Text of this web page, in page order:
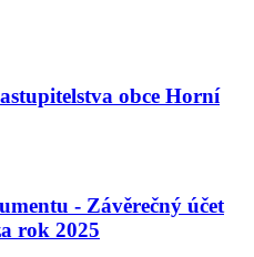
obce Horní
- Závěrečný účet
rok 2025